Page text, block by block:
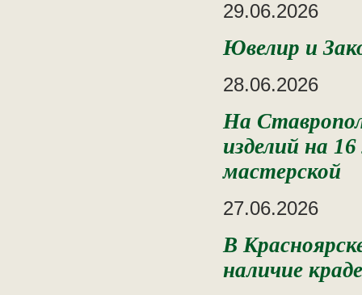
29.06.2026
Ювелир и
28.06.2026
На
изделий на
мастерской
27.06.2026
В
наличие